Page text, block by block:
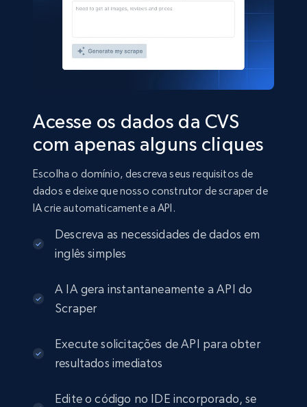
Acesse os dados da CVS
com apenas alguns cliques
Escolha o domínio, descreva seus requisitos de
dados e deixe que nosso construtor de scraper de
IA crie automaticamente a API.
Descreva as necessidades de dados em
inglês simples
A IA gera instantaneamente a API do
Scraper
Execute solicitações de API para obter
resultados imediatos
Edite o código no IDE incorporado, se